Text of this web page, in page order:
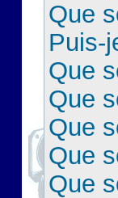
Que
Puis-
Que
Que
Que
Que
Que